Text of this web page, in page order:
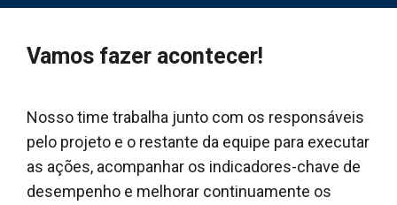
Vamos fazer acontecer!
Nosso time trabalha junto com os responsáveis
pelo projeto e o restante da equipe para executar
as ações, acompanhar os indicadores-chave de
desempenho e melhorar continuamente os